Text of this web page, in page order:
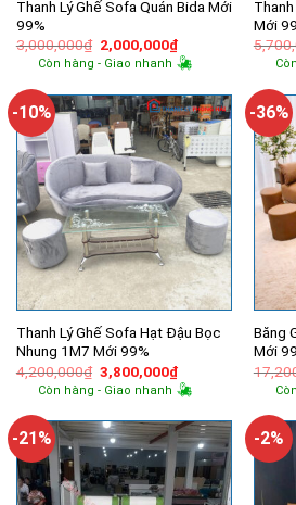
Thanh Lý Ghế Sofa Quán Bida Mới
99%
3,000,000₫ Giá
gốc
là:
2,000,000₫Giá
hiện
tại
2,000,000₫.
Còn hàng - Giao nhanh
Mới
-10%
Thanh Lý Ghế Sofa Hạt Đậu Bọc
Nhung 1M7 Mới 99%
4,200,000₫ Giá
gốc
là:
3,800,000₫Giá
hiện
tại
3,800,000₫.
Còn hàng - Giao nhanh
-36%
Băng
Mới
-21% -2%